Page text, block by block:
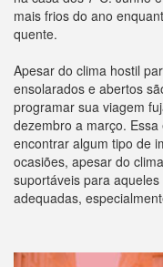
mais frios do ano
quente.
Apesar do clima hostil
ensolarados e abertos
programar sua viagem
dezembro a março.
encontrar algum tipo de
ocasiões, apesar do
suportáveis para
adequadas,